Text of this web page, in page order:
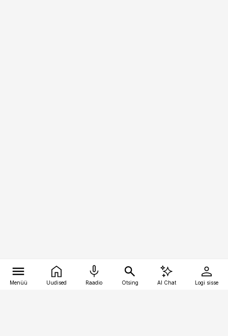
Menüü Uudised Raadio Otsing AI Chat Logi sisse